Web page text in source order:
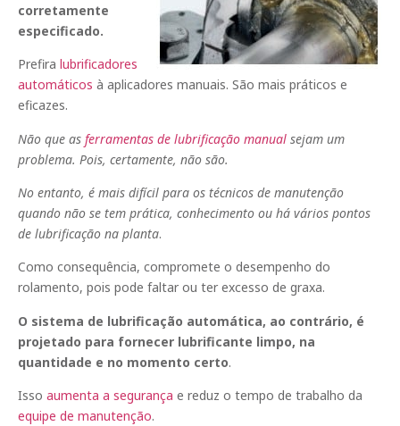
corretamente
especificado.
Prefira lubrificadores
automáticos à aplicadores manuais. São mais práticos e
eficazes.
Não que as ferramentas de lubrificação manual sejam um
problema. Pois, certamente, não são.
No entanto, é mais difícil para os técnicos de manutenção
quando não se tem prática, conhecimento ou há vários pontos
de lubrificação na planta.
Como consequência, compromete o desempenho do
rolamento, pois pode faltar ou ter excesso de graxa.
O sistema de lubrificação automática, ao contrário, é
projetado para fornecer lubrificante limpo, na
quantidade e no momento certo.
Isso aumenta a segurança e reduz o tempo de trabalho da
equipe de manutenção.